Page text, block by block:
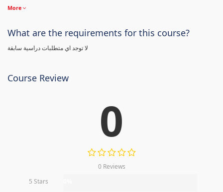
More
What are the requirements for this course?
لا توجد اي متطلبات دراسية سابقة
Course Review
0
0 Reviews
5 Stars